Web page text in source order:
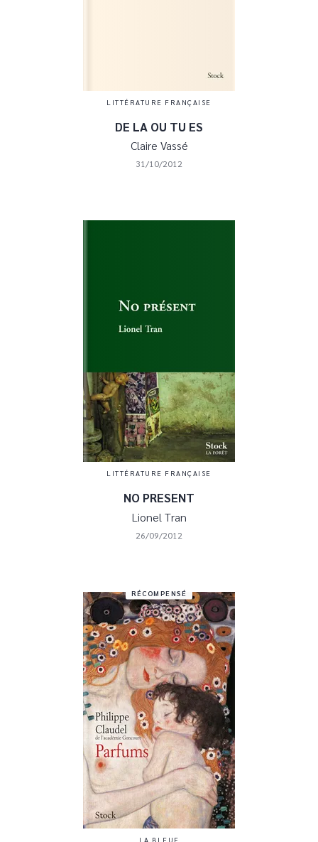
LITTÉRATURE FRANÇAISE
DE LA OU TU ES
Claire Vassé
31/10/2012
LITTÉRATURE FRANÇAISE
NO PRESENT
Lionel Tran
26/09/2012
RÉCOMPENSÉ
LA BLEUE